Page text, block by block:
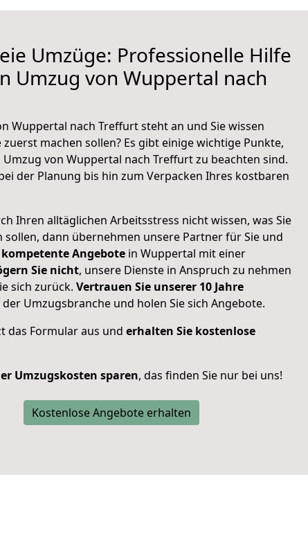
Umzüge: Professionelle Hilfe
Umzug von Wuppertal nach
Wuppertal nach Treffurt steht an und Sie wissen
zuerst machen sollen? Es gibt einige wichtige Punkte,
Umzug von Wuppertal nach Treffurt zu beachten sind.
der Planung bis hin zum Verpacken Ihres kostbaren
Ihren alltäglichen Arbeitsstress nicht wissen, was Sie
sollen, dann übernehmen unsere Partner für Sie und
kompetente Angebote in Wuppertal mit einer
Sie nicht, unsere Dienste in Anspruch zu nehmen
sich zurück. Vertrauen Sie unserer 10 Jahre
der Umzugsbranche und holen Sie sich Angebote.
das Formular aus und erhalten Sie kostenlose
Umzugskosten sparen, das finden Sie nur bei uns!
Kostenlose Angebote erhalten